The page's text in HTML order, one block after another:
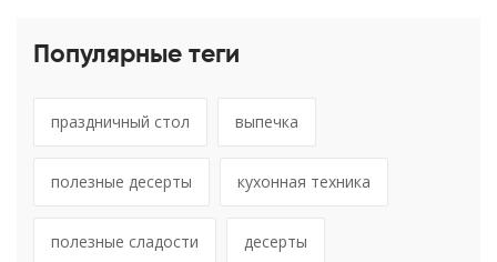
Популярные теги
праздничный стол выпечка
полезные десерты кухонная техника
полезные сладости десерты